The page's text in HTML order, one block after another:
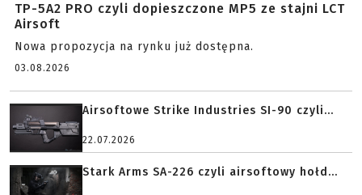
TP-5A2 PRO czyli dopieszczone MP5 ze stajni LCT
Airsoft
Nowa propozycja na rynku już dostępna.
03.08.2026
Airsoftowe Strike Industries SI-90 czyli...
22.07.2026
Stark Arms SA-226 czyli airsoftowy hołd...